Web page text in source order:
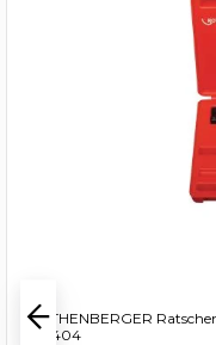
ROTHENBERGER
222404